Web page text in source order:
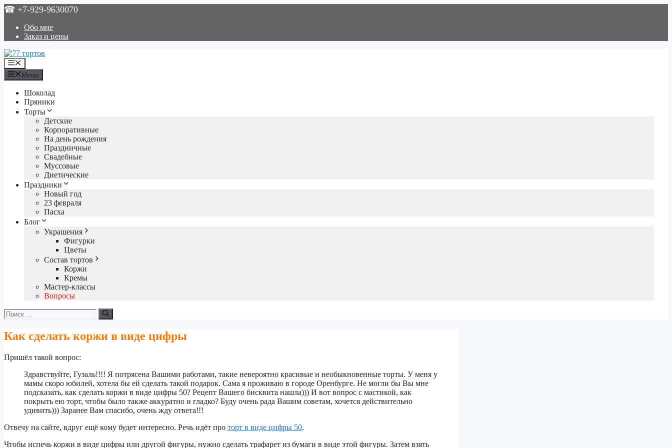
Перейти
содержимому
☎ +7-929-9630070
Обо мне
Заказ и цены
Меню
Меню
Шоколад
Пряники
Торты
Детские
Корпоративные
На день рождения
Праздничные
Свадебные
Муссовые
Диетические
Праздники
Новый год
23 февраля
Пасха
Блог
Украшения
Фигурки
Цветы
Состав тортов
Коржи
Кремы
Мастер-классы
Вопросы
Поиск:
Как сделать коржи в виде цифры
Пришёл такой вопрос:
Здравствуйте, Гузаль!!!! Я потрясена Вашими работами, такие невероятно красивые и необыкновенные торты. У меня у
мамы скоро юбилей, хотела бы ей сделать такой подарок. Сама я проживаю в городе Оренбурге. Не могли бы Вы мне
подсказать, как сделать коржи в виде цифры 50? Рецепт Вашего бисквита нашла))) И вот вопрос с мастикой, как
покрыть ею торт, чтобы было также аккуратно и гладко? Буду очень рада Вашим советам, хочется действительно
удивить))) Заранее Вам спасибо, очень жду ответа!!!
Отвечу на сайте, вдруг ещё кому будет интересно. Речь идёт про торт в виде цифры 50.
Чтобы испечь коржи в виде цифры или другой фигуры, нужно сделать трафарет из бумаги в виде этой фигуры. Затем взять